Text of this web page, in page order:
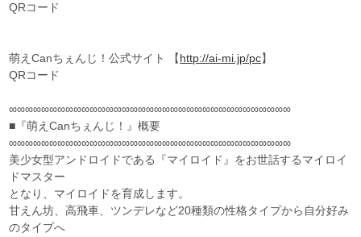
QRコード
萌えCanちぇんじ！公式サイト 【http://ai-mi.jp/pc】
QRコード
∞∞∞∞∞∞∞∞∞∞∞∞∞∞∞∞∞∞∞∞∞∞∞∞∞∞∞∞∞∞∞∞∞∞∞
■『萌えCanちぇんじ！』概要
∞∞∞∞∞∞∞∞∞∞∞∞∞∞∞∞∞∞∞∞∞∞∞∞∞∞∞∞∞∞∞∞∞∞∞
美少女型アンドロイドである『マイロイド』をお世話するマイロイ
ドマスター
となり、マイロイドを育成します。
甘えん坊、高飛車、ツンデレなど20種類の性格タイプから自分好み
のタイプへ